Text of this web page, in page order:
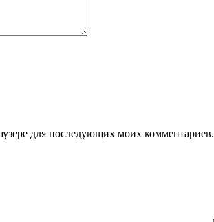
для последующих моих комментариев.